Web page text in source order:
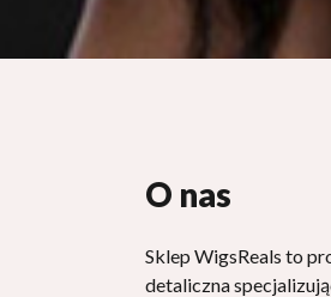
O nas
Sklep WigsReals to
detaliczna